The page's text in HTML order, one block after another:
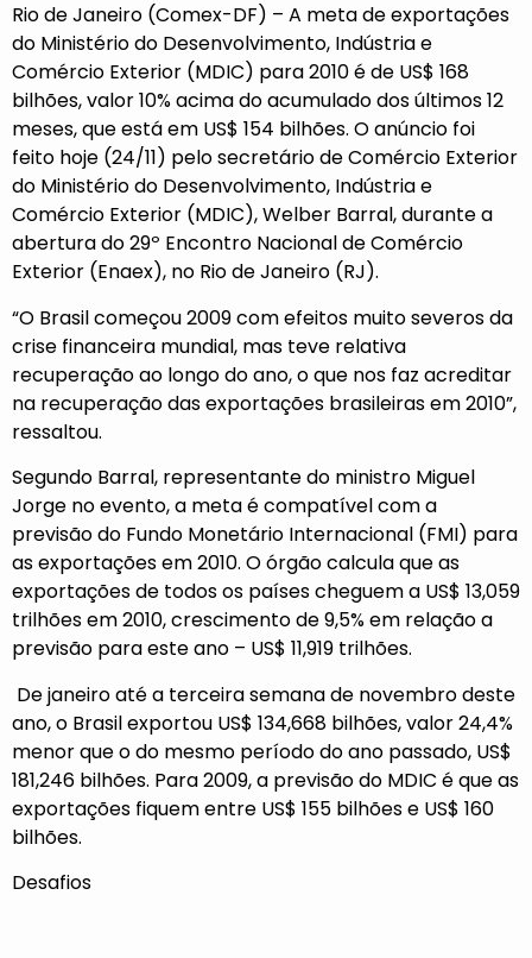
Rio de Janeiro (Comex-DF) – A meta de exportações
do Ministério do Desenvolvimento, Indústria e
Comércio Exterior (MDIC) para 2010 é de US$ 168
bilhões, valor 10% acima do acumulado dos últimos 12
meses, que está em US$ 154 bilhões. O anúncio foi
feito hoje (24/11) pelo secretário de Comércio Exterior
do Ministério do Desenvolvimento, Indústria e
Comércio Exterior (MDIC), Welber Barral, durante a
abertura do 29º Encontro Nacional de Comércio
Exterior (Enaex), no Rio de Janeiro (RJ).
“O Brasil começou 2009 com efeitos muito severos da
crise financeira mundial, mas teve relativa
recuperação ao longo do ano, o que nos faz acreditar
na recuperação das exportações brasileiras em 2010”,
ressaltou.
Segundo Barral, representante do ministro Miguel
Jorge no evento, a meta é compatível com a
previsão do Fundo Monetário Internacional (FMI) para
as exportações em 2010. O órgão calcula que as
exportações de todos os países cheguem a US$ 13,059
trilhões em 2010, crescimento de 9,5% em relação a
previsão para este ano – US$ 11,919 trilhões.
De janeiro até a terceira semana de novembro deste
ano, o Brasil exportou US$ 134,668 bilhões, valor 24,4%
menor que o do mesmo período do ano passado, US$
181,246 bilhões. Para 2009, a previsão do MDIC é que as
exportações fiquem entre US$ 155 bilhões e US$ 160
bilhões.
Desafios